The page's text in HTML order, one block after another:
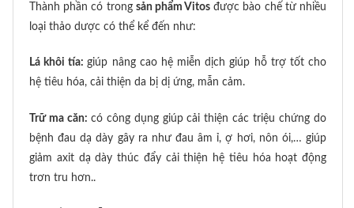
Thành phần có trong sản phẩm Vitos được bào chế từ nhiều
loại thảo dược có thể kể đến như:
Lá khôi tía:giúp nâng cao hệ miễn dịch giúp hỗ trợ tốt cho
hệ tiêu hóa, cải thiện da bị dị ứng, mẫn cảm.
Trữ ma căn: có công dụng giúp cải thiện các triệu chứng do
bệnh đau dạ dày gây ra như đau âm ỉ, ợ hơi, nôn ói,… giúp
giảm axit dạ dày thúc đẩy cải thiện hệ tiêu hóa hoạt động
trơn tru hơn..